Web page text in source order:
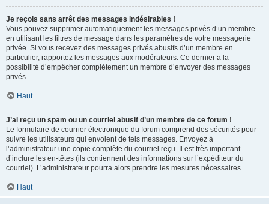
Je reçois sans arrêt des messages indésirables !
Vous pouvez supprimer automatiquement les messages privés d’un membre
en utilisant les filtres de message dans les paramètres de votre messagerie
privée. Si vous recevez des messages privés abusifs d’un membre en
particulier, rapportez les messages aux modérateurs. Ce dernier a la
possibilité d’empêcher complètement un membre d’envoyer des messages
privés.
Haut
J’ai reçu un spam ou un courriel abusif d’un membre de ce forum !
Le formulaire de courrier électronique du forum comprend des sécurités pour
suivre les utilisateurs qui envoient de tels messages. Envoyez à
l’administrateur une copie complète du courriel reçu. Il est très important
d’inclure les en-têtes (ils contiennent des informations sur l’expéditeur du
courriel). L’administrateur pourra alors prendre les mesures nécessaires.
Haut